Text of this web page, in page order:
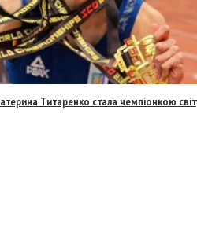
Титаренко стала чемпіонкою